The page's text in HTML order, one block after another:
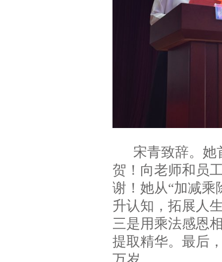
宋青致辞。她
贺！向老师和员
谢！她从“加减乘
升认知，拓展人
三是用乘法感恩
提取精华。最后